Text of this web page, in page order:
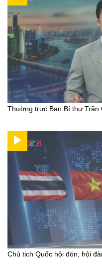
Thường trực Ban Bí thư Trần
Chủ tịch Quốc hội đón, hội